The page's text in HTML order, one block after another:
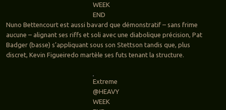
WEEK
END
Nuno Bettencourt est aussi bavard que démonstratif – sans frime
aucune – alignant ses riffs et soli avec une diabolique précision, Pat
Badger (basse) s’appliquant sous son Stettson tandis que, plus
discret, Kevin Figueiredo martèle ses futs tenant la structure.
Extreme
@HEAVY
WEEK